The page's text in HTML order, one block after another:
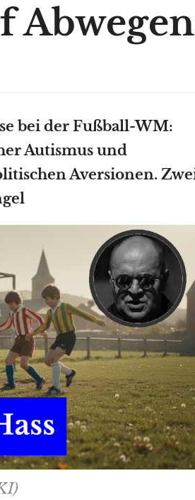
Abwegen
bei der Fußball-WM:
Autismus und
Aversionen.